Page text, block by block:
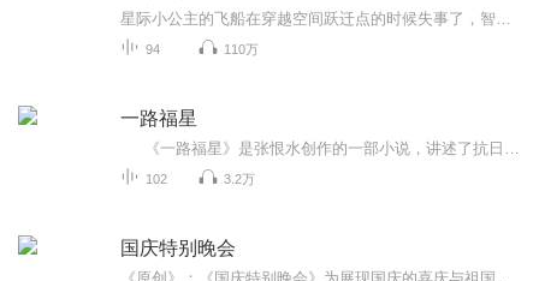
94 110万
一路福星
102 3.2万
国庆特别晚会